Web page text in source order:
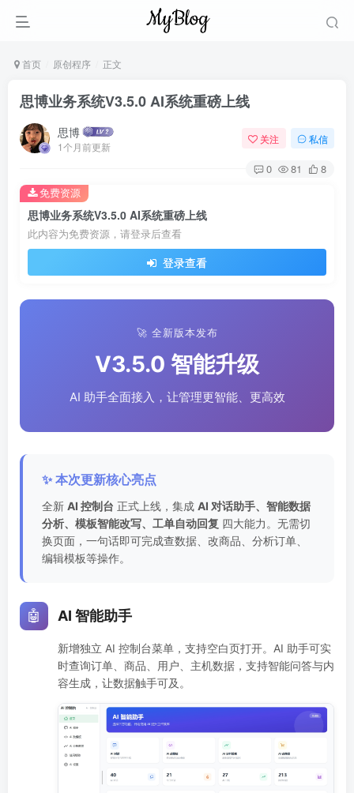
首页 原创程序 正文
思博业务系统V3.5.0 AI系统重磅上线
思博
1个月前更新
关注 私信
0 81 8
思博业务系统V3.5.0 AI系统重磅上线
此内容为免费资源，请登录后查看
登录查看
免费资源
🚀 全新版本发布
V3.5.0 智能升级
AI 助手全面接入，让管理更智能、更高效
✨ 本次更新核心亮点
全新 AI 控制台 正式上线，集成 AI 对话助手、智能数据
分析、模板智能改写、工单自动回复 四大能力。无需切
换页面，一句话即可完成查数据、改商品、分析订单、
编辑模板等操作。
🤖 AI 智能助手
新增独立 AI 控制台菜单，支持空白页打开。AI 助手可实
时查询订单、商品、用户、主机数据，支持智能问答与内
容生成，让数据触手可及。